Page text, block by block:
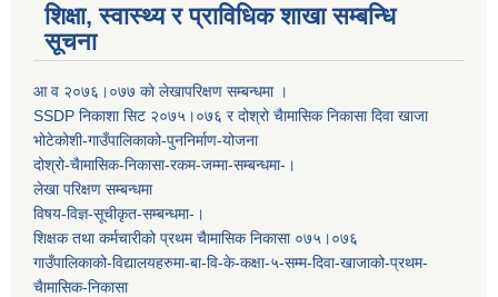
शिक्षा, स्वास्थ्य र प्राविधिक शाखा सम्बन्धि
सूचना
आ व २०७६।०७७ काे लेखापरिक्षण सम्बन्धमा ।
SSDP निकाशा सिट २०७५।०७६ र दोश्रो चैामासिक निकासा दिवा खाजा
भोटेकोशी-गाउँपालिकाको-पुननिर्माण-योजना
दोश्रो-चैामासिक-निकासा-रकम-जम्मा-सम्बन्धमा-।
लेखा परिक्षण सम्बन्धमा
विषय-विज्ञ-सूचीकृत-सम्बन्धमा-।
शिक्षक तथा कर्मचारीको प्रथम च‌ैामासिक निकासा ०७५।०७६
गाउँपालिकाको-विद्यालयहरुमा-बा-वि-के-कक्षा-५-सम्म-दिवा-खाजाको-प्रथम-
चैामासिक-निकासा